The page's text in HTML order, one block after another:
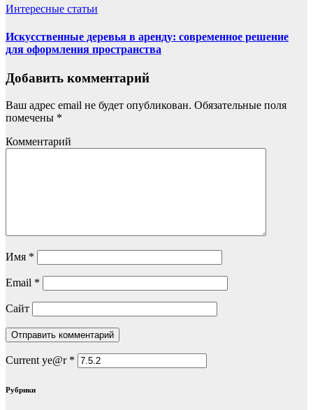
Интересные статьи
Искусственные деревья в аренду: современное решение
для оформления пространства
Добавить комментарий
Ваш адрес email не будет опубликован. Обязательные поля
помечены *
Комментарий
Имя *
Email *
Сайт
Current ye@r *
Рубрики